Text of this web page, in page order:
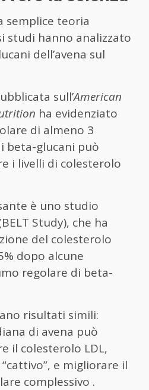
semplice teoria
studi hanno analizzato
dell’avena sul
sull’American
ha evidenziato
di almeno 3
beta-glucani può
i livelli di colesterolo
è uno studio
Study), che ha
del colesterolo
dopo alcune
regolare di beta-
risultati simili:
di avena può
il colesterolo LDL,
e migliorare il
complessivo .